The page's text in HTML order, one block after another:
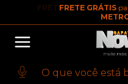
10% OFF na
Baixe o app.
(100+)
FRETE GRÁTIS
CALCADO